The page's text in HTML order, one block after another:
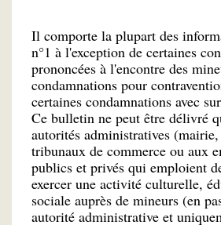
Il comporte la plupart des
n°1 à l'exception de certaines
prononcées à l'encontre des
condamnations pour
certaines condamnations avec
Ce bulletin ne peut être délivré
autorités administratives
tribunaux de commerce ou aux
publics et privés qui emploient
exercer une activité culturelle,
sociale auprès de mineurs (en
autorité administrative et